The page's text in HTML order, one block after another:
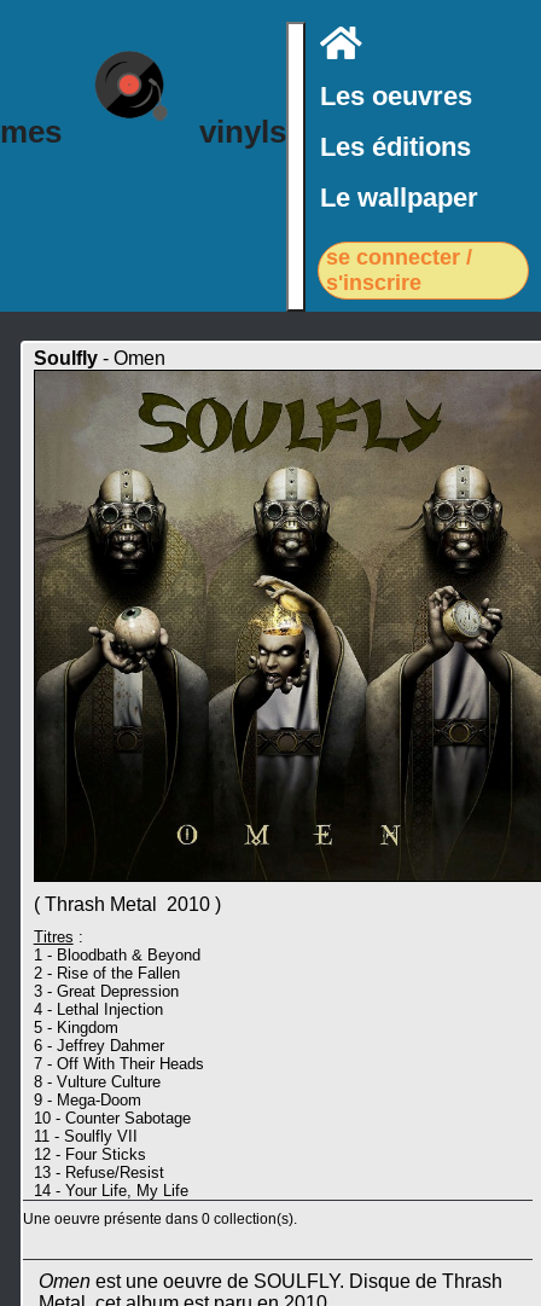
mes vinyls
Accueil
Les oeuvres
Les éditions
Le wallpaper
se connecter /
s'inscrire
Soulfly- Omen
( Thrash Metal 2010 )
Titres :
1 - Bloodbath & Beyond
2 - Rise of the Fallen
3 - Great Depression
4 - Lethal Injection
5 - Kingdom
6 - Jeffrey Dahmer
7 - Off With Their Heads
8 - Vulture Culture
9 - Mega-Doom
10 - Counter Sabotage
11 - Soulfly VII
12 - Four Sticks
13 - Refuse/Resist
14 - Your Life, My Life
Une oeuvre présente dans 0 collection(s).
Omenest une oeuvre de SOULFLY. Disque de Thrash